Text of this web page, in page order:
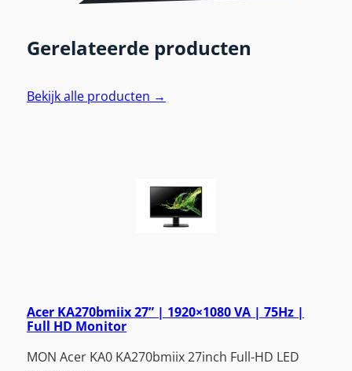
Gerelateerde producten
Bekijk alle producten →
Acer KA270bmiix 27” | 1920×1080 VA | 75Hz |
Full HD Monitor
MON Acer KA0 KA270bmiix 27inch Full-HD LED